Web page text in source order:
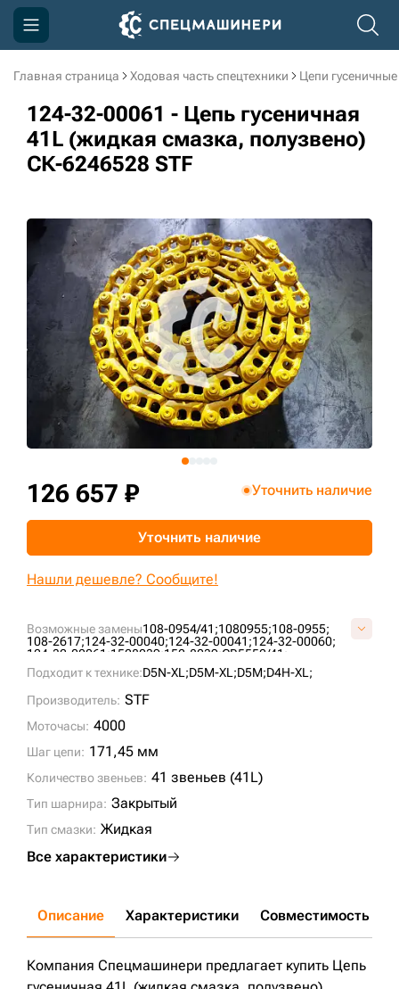
Главная страница Ходовая часть спецтехники Цепи гусеничные
124-32-00061 - Цепь гусеничная
41L (жидкая смазка, полузвено)
СК-6246528 STF
Возможные замены108-0954/41;1080955;108-0955;
108-2617;124-32-00040;124-32-00041;124-32-00060;
124-32-00061;1528039;152-8039;CR5552/41;
E40310A0M00041;
G01040L0M00041;G01040L0Y00041;
KM1098/41; VG0104L041;
Подходит к технике:D5N-XL;D5M-XL;D5M;D4H-XL;
Производитель: STF
Моточасы: 4000
Шаг цепи: 171,45 мм
Количество звеньев: 41 звеньев (41L)
Тип шарнира: Закрытый
Тип смазки: Жидкая
Все характеристики
126 657 ₽ Уточнить наличие
Уточнить наличие
Нашли дешевле? Сообщите!
Описание Характеристики Совместимость
Компания Спецмашинери предлагает купить Цепь
Компания
Акции
Доставка и оплата
Контакты
3D тур по производству
3D тур по складам
sksale@skdst.ru
+7 (499) 394-50-93